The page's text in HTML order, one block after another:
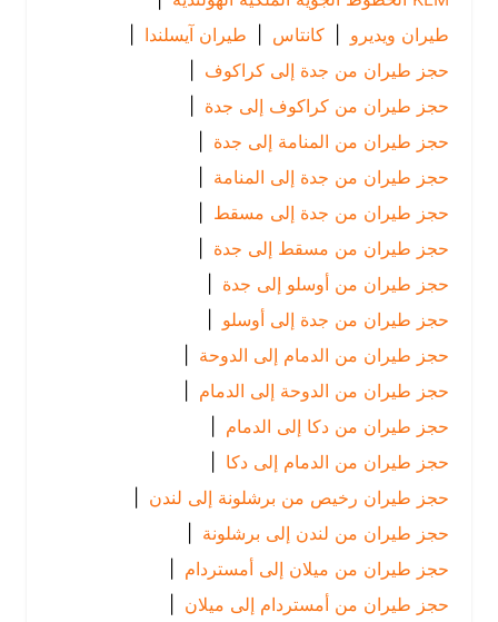
طيران ويديرو
| كانتاس | طيران آيسلندا |
حجز طيران من جدة إلى كراكوف |
حجز طيران من كراكوف إلى جدة
حجز طيران من المنامة إلى جدة
حجز طيران من جدة إلى المنامة |
حجز طيران من جدة إلى مسقط |
حجز طيران من مسقط إلى جدة
حجز طيران من أوسلو إلى جدة
حجز طيران من جدة إلى أوسلو
|
حجز طيران من الدمام إلى الدوحة |
حجز طيران من الدوحة إلى الدمام
|
حجز طيران من دكا إلى الدمام
|
حجز طيران من الدمام إلى دكا |
حجز طيران رخيص من برشلونة إلى لندن
|
حجز طيران من لندن إلى برشلونة
|
حجز طيران من ميلان إلى أمستردام |
حجز طيران من أمستردام إلى ميلان |